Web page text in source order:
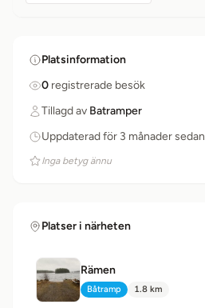
Platsinformation
0 registrerade besök
Tillagd av Batramper
Uppdaterad för 3 månader sedan
Inga betyg ännu
Platser i närheten
Rämen
Typ:
Båtramp Avstånd:
1.8 km